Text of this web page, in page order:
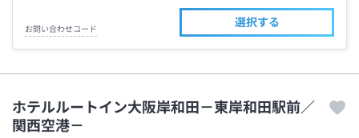
お問い合わせコード
選択する
ホテルルートイン大阪岸和田－東岸和田駅前／
関西空港－